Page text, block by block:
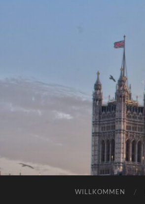
WILLKOMMEN